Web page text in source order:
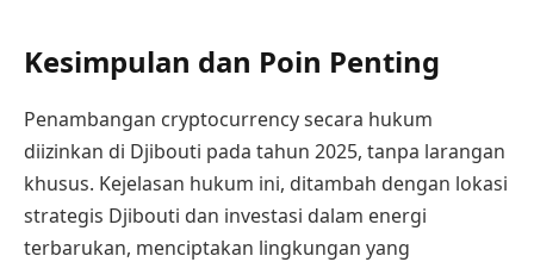
Kesimpulan dan Poin Penting
Penambangan cryptocurrency secara hukum
diizinkan di Djibouti pada tahun 2025, tanpa larangan
khusus. Kejelasan hukum ini, ditambah dengan lokasi
strategis Djibouti dan investasi dalam energi
terbarukan, menciptakan lingkungan yang